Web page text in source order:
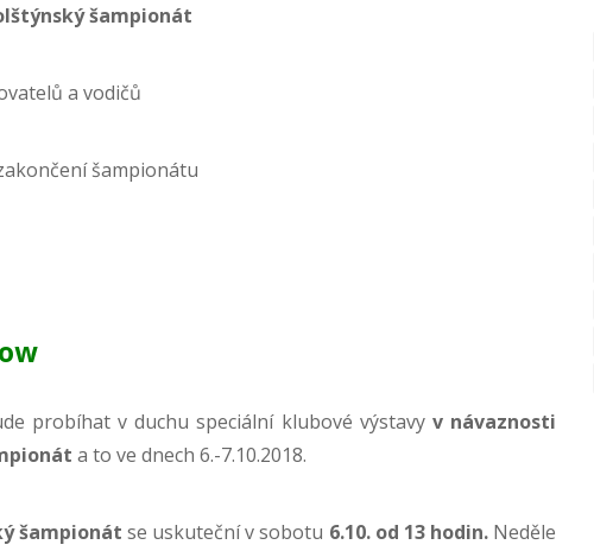
šampionát
a vodičů
šampionátu
probíhat v duchu speciální klubové výstavy v návaznosti
a to ve dnech 6.-7.10.2018.
šampionát se uskuteční v sobotu 6.10. od 13 hodin.Neděle